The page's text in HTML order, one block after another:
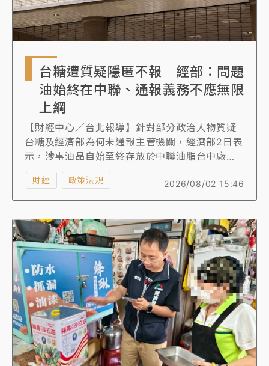
台糖遭質疑隱匿不報 經部：問題
油始終在中聯、通報義務不應無限
上綱
【財經中心／台北報導】針對部分政治人物質疑
台糖及經濟部為何未通報主管機關，經濟部2日表
示，涉事油品自始至終存放於中聯油脂台中廠
區，並非台糖所有，也未運送至台糖廠區，若有
問題應由中聯油脂向台中市政府通報，與台糖無
涉。此外，台糖採購的是作為製造原料的粗膠原
的。經濟部強調，台糖是以高於法規要求的食用
油標準檢驗製造原料，但通報義務不應無限上
綱。
2026/08/02 15:46
財經 政策法規